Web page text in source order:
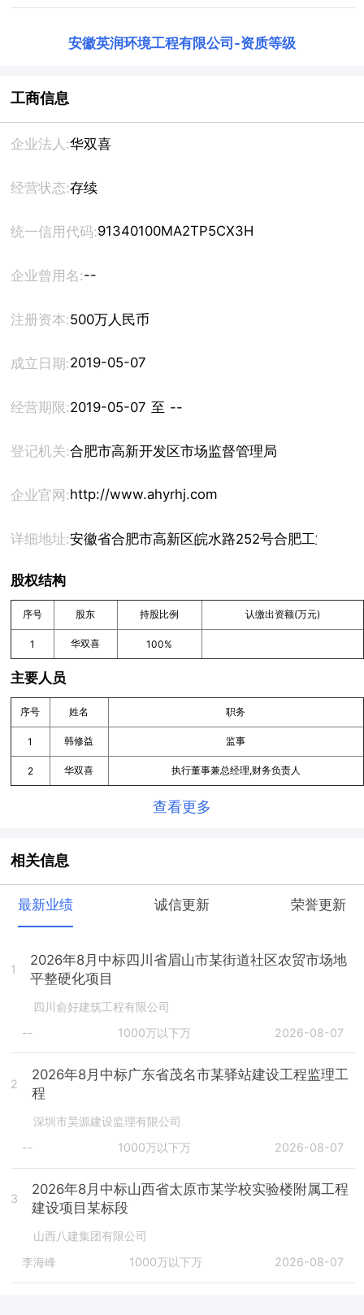
安徽英润环境工程有限公司 -资质等级
工商信息
企业法人:华双喜
经营状态:存续
统一信用代码:91340100MA2TP5CX3H
企业曾用名:--
注册资本:500万人民币
成立日期:2019-05-07
经营期限: 2019-05-07 至 --
登记机关:合肥市高新开发区市场监督管理局
企业官网:http://www.ahyrhj.com
详细地址:安徽省合肥市高新区皖水路252号合肥工业大学
股权结构
序号 股东 持股比例 认缴出资额(万元)
1 华双喜 100%
主要人员
序号 姓名 职务
1 韩修益 监事
2 华双喜 执行董事兼总经理,财务负责人
查看更多
相关信息
最新业绩 诚信更新 荣誉更新
1
2026年8月中标四川省眉山市某街道社区农贸市场地
平整硬化项目
四川俞好建筑工程有限公司
--
1000万以下万 2026-08-07
2
2026年8月中标广东省茂名市某驿站建设工程监理工
程
深圳市昊源建设监理有限公司
--
1000万以下万 2026-08-07
3
2026年8月中标山西省太原市某学校实验楼附属工程
建设项目某标段
山西八建集团有限公司
李海峰
1000万以下万 2026-08-07